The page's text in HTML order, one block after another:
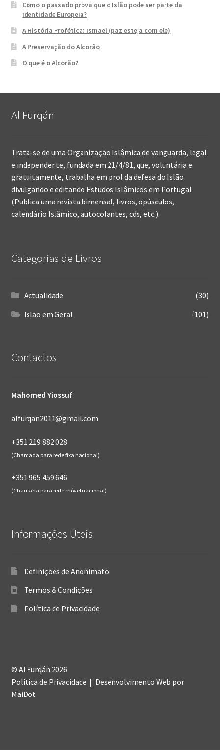
Como o passado prova que o Islão pode ser parte da
identidade Europeia?
A História Profética: Ismael (paz esteja com ele)
A Preservação do Alcorão
O que é o Alcorão?
Al Furqán
Trata-se de uma Organização Islâmica de vanguarda, legal
e independente, fundada em 21/4/81, que, voluntária e
gratuitamente, trabalha em prol da defesa do Islão
divulgando e editando Estudos Islâmicos em Portugal
(Publica uma revista bimensal, livros, opúsculos,
calendário Islâmico, autocolantes, cds, etc.).
Categorias de Livros
Actualidade
(30)
Islão em Geral
(101)
Contactos
Mahomed Yiossuf
alfurqan2011@gmail.com
+351 219 882 028
(Chamada para rede fixa nacional)
+351 965 459 646
(Chamada para rede móvel nacional)
Informações Úteis
Definições de Anonimato
Termos & Condições
Política de Privacidade
© Al Furqán 2026
Política de Privacidade
Desenvolvimento Web por
MaiDot